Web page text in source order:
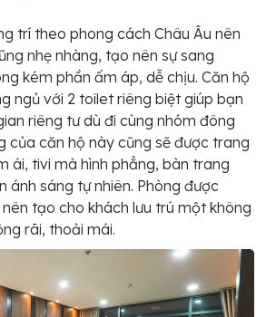
trí theo phong cách Châu Âu nên
nhẹ nhàng, tạo nên sự sang
kém phần ấm áp, dễ chịu. Căn hộ
ngủ với 2 toilet riêng biệt giúp bạn
riêng tư dù đi cùng nhóm đông
của căn hộ này cũng sẽ được trang
ái, tivi mà hình phẳng, bàn trang
ánh sáng tự nhiên. Phòng được
tạo cho khách lưu trú một không
rãi, thoải mái.